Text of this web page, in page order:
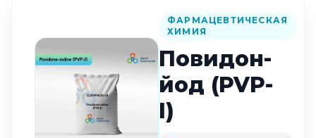
ФАРМАЦЕВТИЧЕСКАЯ
ХИМИЯ
Повидон-
йод (PVP-
I)